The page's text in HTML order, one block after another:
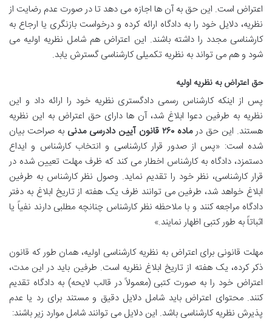
اعتراض است. این حق به آن ها اجازه می دهد تا در صورت عدم رضایت از
نظریه، دلایل خود را به دادگاه ارائه کرده و درخواست بازنگری یا ارجاع به
کارشناسی مجدد را داشته باشند. این اعتراض هم شامل نظریه اولیه می
شود و هم می تواند به نظریه تکمیلی کارشناسی گسترش یابد.
حق اعتراض به نظریه اولیه
پس از اینکه کارشناس رسمی دادگستری نظریه خود را ارائه داد و این
نظریه به طرفین دعوا ابلاغ شد، آن ها دارای حق اعتراض به این نظریه
هستند. این حق درماده ۲۶۰ قانون آیین دادرسی مدنی
به صراحت بیان
شده است: «پس از صدور قرار کارشناسی و انتخاب کارشناس و ایداع
دستمزد، دادگاه به کارشناس اخطار می کند که ظرف مهلت تعیین شده در
قرار کارشناسی، نظر خود را تقدیم نماید. وصول نظر کارشناس به طرفین
ابلاغ خواهد شد، طرفین می توانند ظرف یک هفته از تاریخ ابلاغ به دفتر
دادگاه مراجعه کنند و با ملاحظه نظر کارشناس چنانچه مطلبی دارند نفیاً یا
اثباتاً به طور کتبی اظهار نمایند.»
مهلت قانونی برای اعتراض به نظریه کارشناسی اولیه، همان طور که قانون
ذکر کرده، یک هفته از تاریخ ابلاغ نظریه است. طرفین باید در این مدت،
اعتراض خود را به صورت کتبی (معمولاً در قالب لایحه) به دادگاه تقدیم
کنند. محتوای اعتراض باید شامل دلایل دقیق و مستند برای رد یا عدم
پذیرش نظریه کارشناسی باشد. این دلایل می توانند شامل موارد زیر باشند: